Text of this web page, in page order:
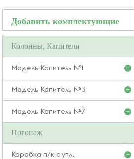
Добавить комплектующие
Колонны, Капители
Модель Капитель №1 −
Модель Капитель №3 −
Модель Капитель №7 −
Погонаж
Коробка п/к с упл. −